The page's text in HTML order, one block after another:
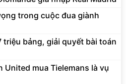
trong cuộc đua giành
triệu bảng, giải quyết bài toán
United mua Tielemans là vụ